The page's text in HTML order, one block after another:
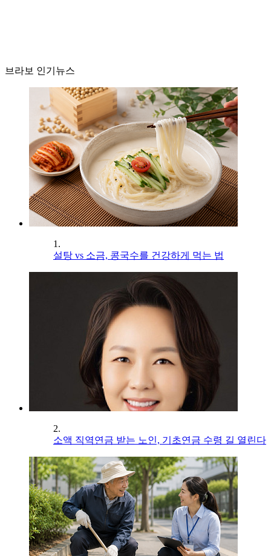
브라보 인기뉴스
1.
설탕 vs 소금, 콩국수를 건강하게 먹는 법
2.
소액 직역연금 받는 노인, 기초연금 수령 길 열린다